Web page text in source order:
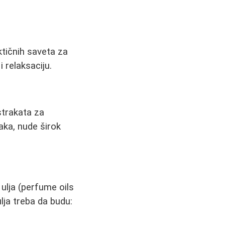
saveta za
relaksaciju.
za
nude širok
(perfume oils
treba da budu: